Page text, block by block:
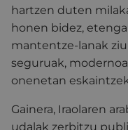
hartzen duten
honen bidez,
mantentze-lanak
seguruak,
onenetan
Gainera, Iraolaren
udalak zerbitzu